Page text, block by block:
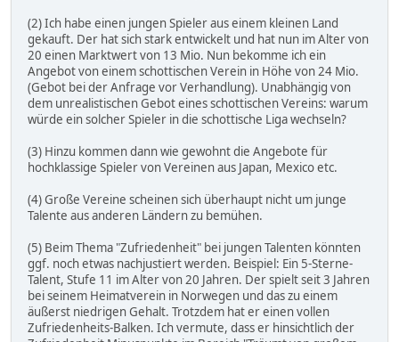
(2) Ich habe einen jungen Spieler aus einem kleinen Land
gekauft. Der hat sich stark entwickelt und hat nun im Alter von
20 einen Marktwert von 13 Mio. Nun bekomme ich ein
Angebot von einem schottischen Verein in Höhe von 24 Mio.
(Gebot bei der Anfrage vor Verhandlung). Unabhängig von
dem unrealistischen Gebot eines schottischen Vereins: warum
würde ein solcher Spieler in die schottische Liga wechseln?
(3) Hinzu kommen dann wie gewohnt die Angebote für
hochklassige Spieler von Vereinen aus Japan, Mexico etc.
(4) Große Vereine scheinen sich überhaupt nicht um junge
Talente aus anderen Ländern zu bemühen.
(5) Beim Thema "Zufriedenheit" bei jungen Talenten könnten
ggf. noch etwas nachjustiert werden. Beispiel: Ein 5-Sterne-
Talent, Stufe 11 im Alter von 20 Jahren. Der spielt seit 3 Jahren
bei seinem Heimatverein in Norwegen und das zu einem
äußerst niedrigen Gehalt. Trotzdem hat er einen vollen
Zufriedenheits-Balken. Ich vermute, dass er hinsichtlich der